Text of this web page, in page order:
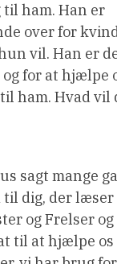
ham. Han er
over for
vil. Han er
og for at hjælpe
ham. Hvad vil
sagt mange
til dig, der
og Frelser
til at hjælpe os